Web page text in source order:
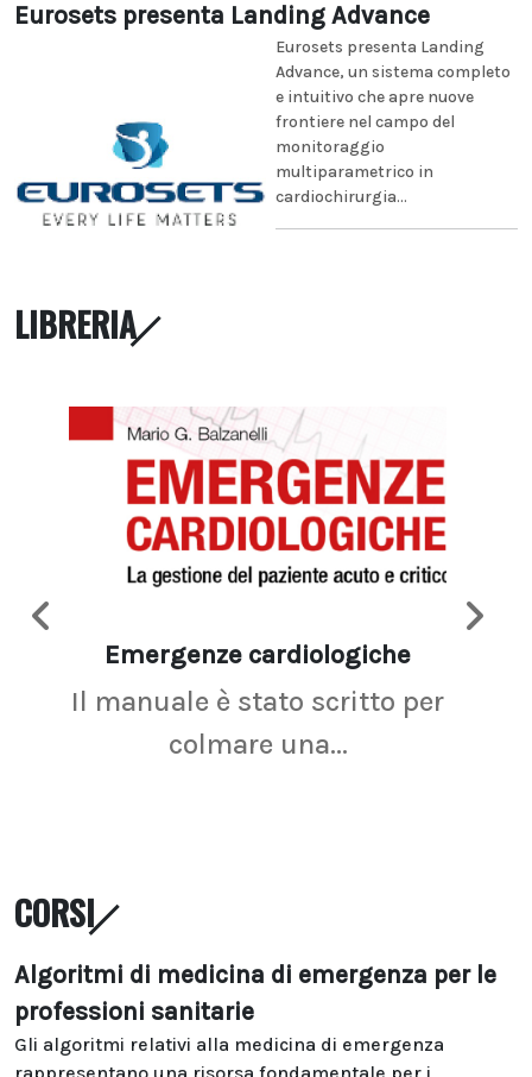
Eurosets presenta Landing Advance
Eurosets presenta Landing
Advance, un sistema completo
e intuitivo che apre nuove
frontiere nel campo del
monitoraggio
multiparametrico in
cardiochirurgia...
LIBRERIA
Emergenze cardiologiche
Il manuale è stato scritto per
colmare una...
CORSI
Algoritmi di medicina di emergenza per le
professioni sanitarie
Gli algoritmi relativi alla medicina di emergenza